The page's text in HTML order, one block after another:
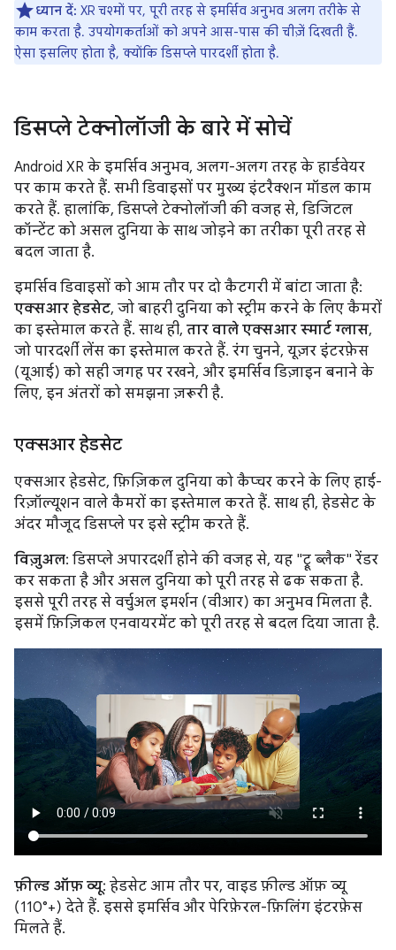
ध्यान दें: XR चश्मों पर, पूरी तरह से इमर्सिव अनुभव अलग तरीके से
काम करता है. उपयोगकर्ताओं को अपने आस-पास की चीज़ें दिखती हैं.
ऐसा इसलिए होता है, क्योंकि डिसप्ले पारदर्शी होता है.
डिसप्ले टेक्नोलॉजी के बारे में सोचें
Android XR के इमर्सिव अनुभव, अलग-अलग तरह के हार्डवेयर
पर काम करते हैं. सभी डिवाइसों पर मुख्य इंटरैक्शन मॉडल काम
करते हैं. हालांकि, डिसप्ले टेक्नोलॉजी की वजह से, डिजिटल
कॉन्टेंट को असल दुनिया के साथ जोड़ने का तरीका पूरी तरह से
बदल जाता है.
इमर्सिव डिवाइसों को आम तौर पर दो कैटगरी में बांटा जाता है:
एक्सआर हेडसेट, जो बाहरी दुनिया को स्ट्रीम करने के लिए कैमरों
का इस्तेमाल करते हैं. साथ ही, तार वाले एक्सआर स्मार्ट ग्लास,
जो पारदर्शी लेंस का इस्तेमाल करते हैं. रंग चुनने, यूज़र इंटरफ़ेस
(यूआई) को सही जगह पर रखने, और इमर्सिव डिज़ाइन बनाने के
लिए, इन अंतरों को समझना ज़रूरी है.
एक्सआर हेडसेट
एक्सआर हेडसेट, फ़िज़िकल दुनिया को कैप्चर करने के लिए हाई-
रिज़ॉल्यूशन वाले कैमरों का इस्तेमाल करते हैं. साथ ही, हेडसेट के
अंदर मौजूद डिसप्ले पर इसे स्ट्रीम करते हैं.
विज़ुअल: डिसप्ले अपारदर्शी होने की वजह से, यह "ट्रू ब्लैक" रेंडर
कर सकता है और असल दुनिया को पूरी तरह से ढक सकता है.
इससे पूरी तरह से वर्चुअल इमर्शन (वीआर) का अनुभव मिलता है.
इसमें फ़िज़िकल एनवायरमेंट को पूरी तरह से बदल दिया जाता है.
फ़ील्ड ऑफ़ व्यू: हेडसेट आम तौर पर, वाइड फ़ील्ड ऑफ़ व्यू
(110°+) देते हैं. इससे इमर्सिव और पेरिफ़ेरल-फ़िलिंग इंटरफ़ेस
मिलते हैं.